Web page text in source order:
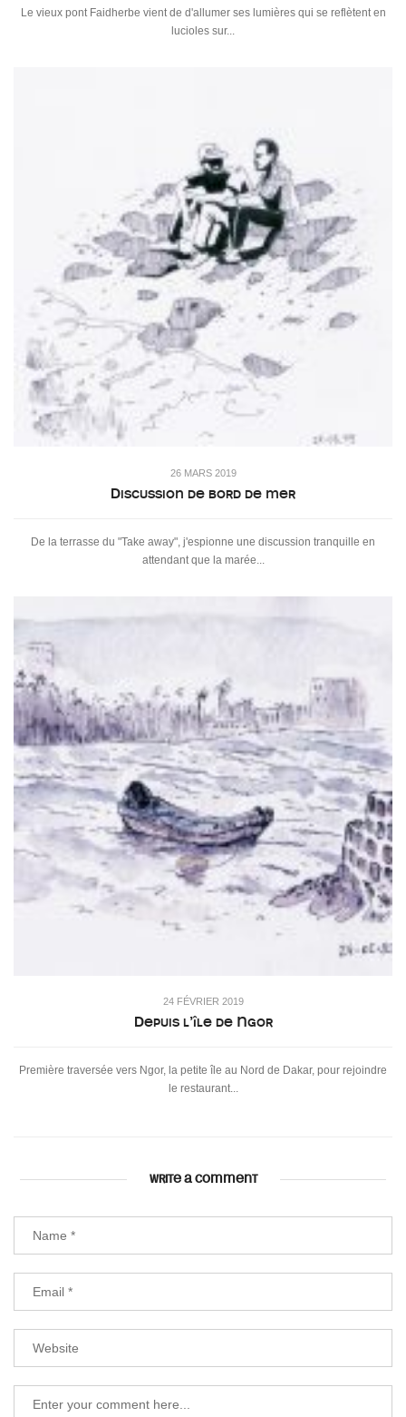
Le vieux pont Faidherbe vient de d'allumer ses lumières qui se reflètent en
lucioles sur...
26 MARS 2019
Discussion de bord de mer
De la terrasse du "Take away", j'espionne une discussion tranquille en
attendant que la marée...
24 FÉVRIER 2019
Depuis l’île de Ngor
Première traversée vers Ngor, la petite île au Nord de Dakar, pour rejoindre
le restaurant...
WRITE A COMMENT